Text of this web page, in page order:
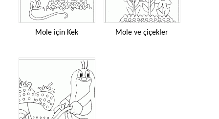
Mole için Kek Mole ve çiçekler